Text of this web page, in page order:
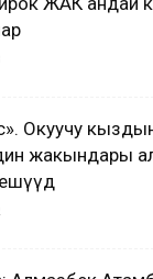
Окуучу кыздын
жакындары